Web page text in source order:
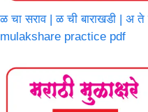
ळ चा सराव | ळ ची बाराखडी | अ ते
mulakshare practice pdf